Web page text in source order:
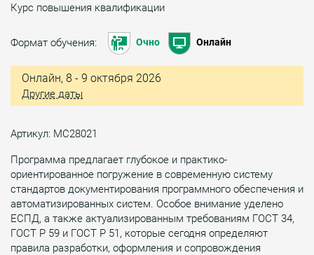
Курс повышения квалификации
Формат обучения: Очно Онлайн
Онлайн, 8 - 9 октября 2026
Другие даты
Артикул: МС28021
Программа предлагает глубокое и практико-
ориентированное погружение в современную систему
стандартов документирования программного обеспечения и
автоматизированных систем. Особое внимание уделено
ЕСПД, а также актуализированным требованиям ГОСТ 34,
ГОСТ Р 59 и ГОСТ Р 51, которые сегодня определяют
правила разработки, оформления и сопровождения